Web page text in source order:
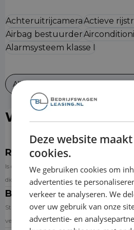
AchteruitrijcameraActieve
Airbag bestuurder
Alarmsysteem klasse I
Alles bekijken
Wat is er
Reparatie & onderhoud
Is de auto toe aan onderhoud? Dan kun je
dichtstbijzijnde aangesloten garage via de
Banden
Standaard wordt de auto op premium
versleten? Dan krijg je een nieuwe set.
Deze website
cookies.
We gebruiken cookies om
advertenties te
verkeer te analyseren. We
over uw gebruik van onze
advertentie- en